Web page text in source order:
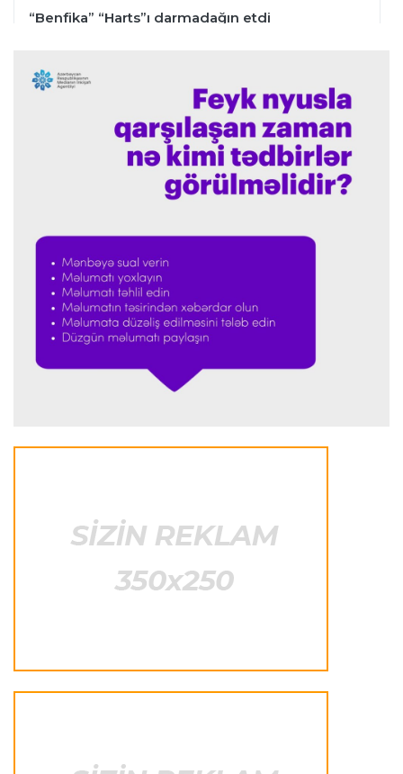
“Benfika” “Harts”ı darmadağın etdi
İspaniya L.L.
"Barselona" Mərakeş klubuna qarşı keçirilməsi
planlaşdırılan yoldaşlıq oyununu ləğv etdi
23:59 06.08.2026
Formula-1 23:51 06.08.2026
"Antonelli çox etibarlı pilota çevrilib"
Formula-1 23:44 06.08.2026
"Antonelli mövsümün ən yaxşı pilotlarından
bənzəyir"
23:38 06.08.2026